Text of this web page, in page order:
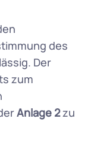
des
Der
zum
Anlage 2 zu